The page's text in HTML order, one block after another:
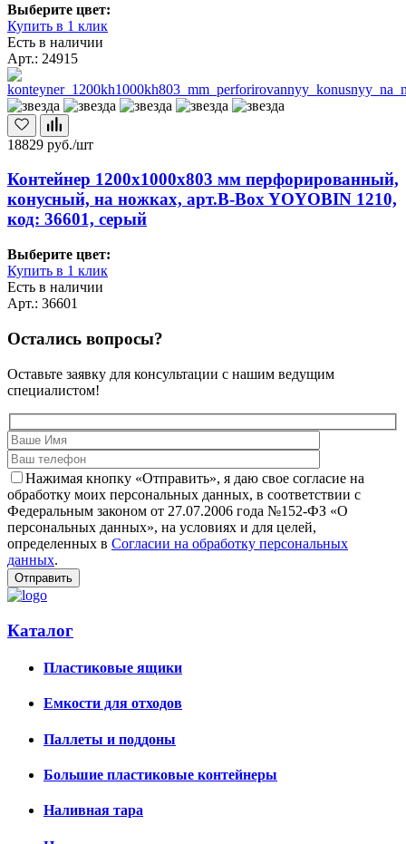
Выберите цвет:
Купить в 1 клик
Есть в наличии
Арт.: 24915
18829 руб./шт
Контейнер 1200х1000х803 мм перфорированный,
конусный, на ножках, арт.B-Box YOYOBIN 1210,
код: 36601, серый
Выберите цвет:
Купить в 1 клик
Есть в наличии
Арт.: 36601
Остались вопросы?
Оставьте заявку для консультации с нашим ведущим
специалистом!
Нажимая кнопку «Отправить», я даю свое согласие на
обработку моих персональных данных, в соответствии с
Федеральным законом от 27.07.2006 года №152-ФЗ «О
персональных данных», на условиях и для целей,
определенных в Согласии на обработку персональных
данных.
Каталог
Пластиковые ящики
Емкости для отходов
Паллеты и поддоны
Большие пластиковые контейнеры
Наливная тара